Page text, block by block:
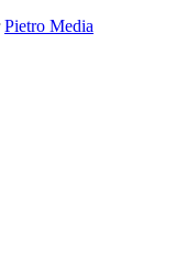
Pietro Media